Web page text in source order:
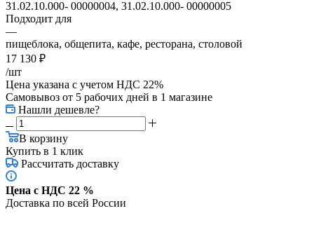
31.02.10.000- 00000004, 31.02.10.000- 00000005
Подходит для
—
пищеблока, общепита, кафе, ресторана, столовой
17 130 ₽
/шт
Цена указана с учетом НДС 22%
Самовывоз от 5 рабочих дней в 1 магазине
Нашли дешевле?
В корзину
Купить в 1 клик
Рассчитать доставку
Цена с НДС 22 %
Доставка по всей России